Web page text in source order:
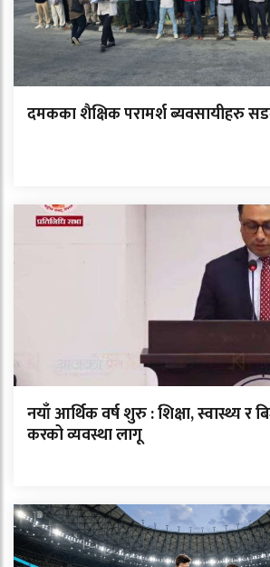
दमकका शैक्षिक परामर्श ब्यवसायीहरु
नयाँ आर्थिक वर्ष शुरु : शिक्षा, स्वास्थ्य र
करको व्यवस्था लागू